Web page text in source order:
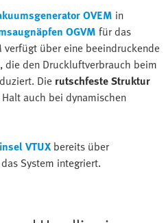
OVEM in
OGVM für das
verfügt über eine beeindruckende
, die den Druckluftverbrauch beim
Die rutschfeste Struktur
auch bei dynamischen
VTUXbereits über
System integriert.